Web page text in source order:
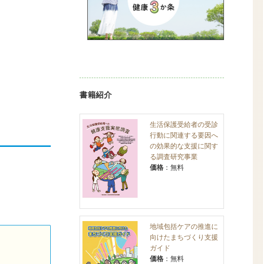
書籍紹介
生活保護受給者の受診
行動に関連する要因へ
の効果的な支援に関す
る調査研究事業
価格：無料
地域包括ケアの推進に
向けたまちづくり支援
ガイド
価格：無料